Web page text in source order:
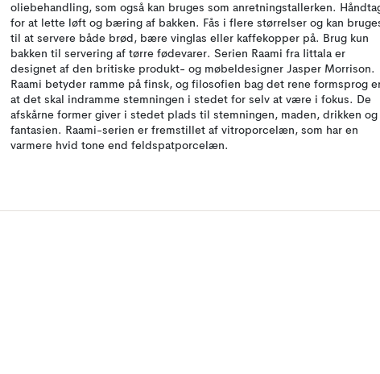
oliebehandling, som også kan bruges som anretningstallerken.
for at lette løft og bæring af bakken. Fås i flere størrelser og kan
til at servere både brød, bære vinglas eller kaffekopper på. Brug kun
bakken til servering af tørre fødevarer. Serien Raami fra Iittala er
designet af den britiske produkt- og møbeldesigner Jasper Morrison.
Raami betyder ramme på finsk, og filosofien bag det rene formsprog
at det skal indramme stemningen i stedet for selv at være i fokus. De
afskårne former giver i stedet plads til stemningen, maden, drikken og
fantasien. Raami-serien er fremstillet af vitroporcelæn, som har en
varmere hvid tone end feldspatporcelæn.